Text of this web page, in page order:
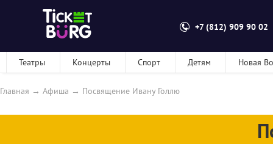
+7 (812) 909 90 02
Театры Концерты Спорт Детям Новая
Главная → Афиша → Посвящение Ивану Голлю